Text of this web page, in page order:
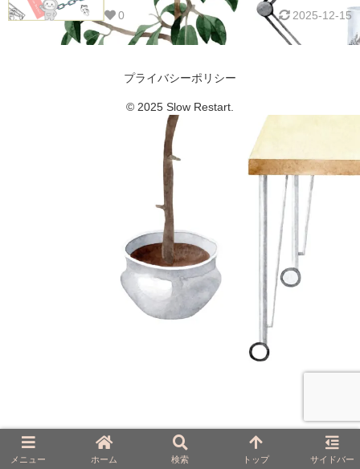
0 2025-12-15
プライバシーポリシー
© 2025 Slow Restart.
メニュー ホーム 検索 トップ サイドバー